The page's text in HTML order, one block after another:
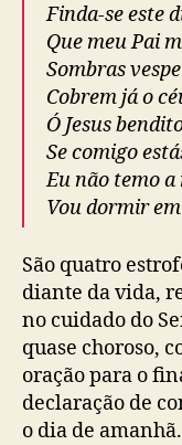
Finda-se este
Que meu Pai
Sombras
Cobrem já o
Ó Jesus
Se comigo
Eu não temo a
Vou dormir
São quatro
diante da vida,
no cuidado do
quase choroso,
oração para o
declaração de
o dia de amanhã.